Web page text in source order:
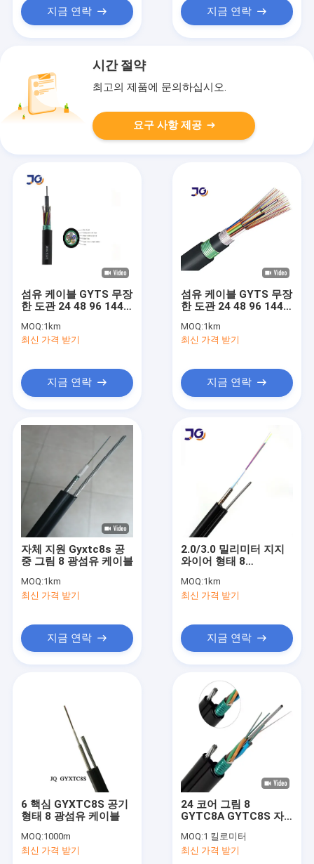
우리 에 관한 것
품질 관리
지금 연락 지금 연락
시간 절약
최고의 제품에 문의하십시오.
요구 사항 제공
섬유 케이블 GYTS 무장
한 도관 24 48 96 144
MOQ:1km
최신 가격 받기
지금 연락
섬유 케이블 GYTS 무장
한 도관 24 48 96 144
MOQ:1km
최신 가격 받기
지금 연락
자체 지원 Gyxtc8s 공
중 그림 8 광섬유 케이블
MOQ:1km
최신 가격 받기
지금 연락
2.0/3.0 밀리미터 지지
와이어 형태 8
블
MOQ:1km
최신 가격 받기
지금 연락
6 핵심 GYXTC8S 공기
형태 8 광섬유 케이블
MOQ:1000m
최신 가격 받기
24 코어 그림 8
GYTC8A GYTC8S 자
케이블
MOQ:1 킬로미터
최신 가격 받기